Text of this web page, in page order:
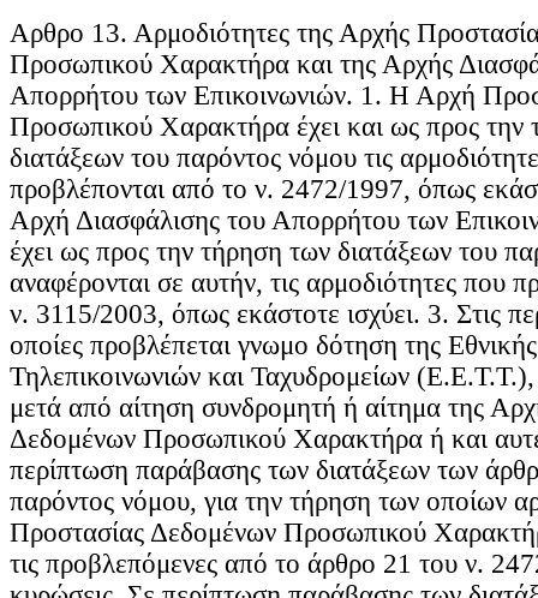
Aρθρο 13. Αρμοδιότητες της Αρχής
Προσωπικού Χαρακτήρα και της Αρχής
Απορρήτου των Επικοινωνιών. 1. Η Αρχή
Προσωπικού Χαρακτήρα έχει και ως προς την
διατάξεων του παρόντος νόμου τις
προβλέπονται από το ν. 2472/1997, όπως
Αρχή Διασφάλισης του Απορρήτου των
έχει ως προς την τήρηση των διατάξεων του
αναφέρονται σε αυτήν, τις αρμοδιότητες που
ν. 3115/2003, όπως εκάστοτε ισχύει. 3. Στις
οποίες προβλέπεται γνωμο δότηση της
Τηλεπικοινωνιών και Ταχυδρομείων
μετά από αίτηση συνδρομητή ή αίτημα της
Δεδομένων Προσωπικού Χαρακτήρα ή και
περίπτωση παράβασης των διατάξεων των
παρόντος νόμου, για την τήρηση των οποίων
Προστασίας Δεδομένων Προσωπικού
τις προβλεπόμενες από το άρθρο 21 του ν.